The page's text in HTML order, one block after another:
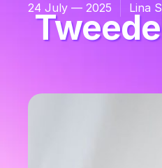
24 July — 2025 Lina